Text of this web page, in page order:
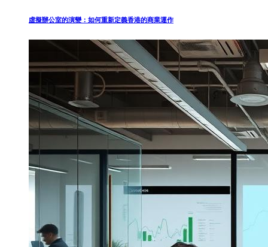
虛擬辦公室的演變：如何重新定義香港的商業運作